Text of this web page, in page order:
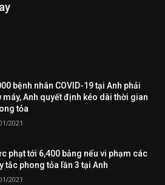
bệnh nhân COVID-19 tại Anh phải
máy, Anh quyết định kéo dài thời gian
tỏa
2021
phạt tới 6,400 bảng nếu vi phạm các
tắc phong tỏa lần 3 tại Anh
2021